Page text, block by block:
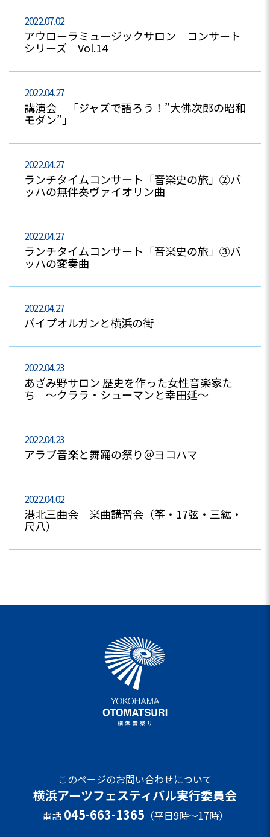
2022.07.02
アウローラミュージックサロン コンサート
シリーズ Vol.14
2022.04.27
講演会 「ジャズで語ろう！”大佛次郎の昭和
モダン”」
2022.04.27
ランチタイムコンサート「音楽史の旅」②バ
ッハの無伴奏ヴァイオリン曲
2022.04.27
ランチタイムコンサート「音楽史の旅」③バ
ッハの変奏曲
2022.04.27
パイプオルガンと横浜の街
2022.04.23
あざみ野サロン 歴史を作った女性音楽家た
ち ～クララ・シューマンと幸田延～
2022.04.23
アラブ音楽と舞踊の祭り＠ヨコハマ
2022.04.02
港北三曲会 楽曲講習会（筝・17弦・三紘・
尺八）
このページのお問い合わせについて
横浜アーツフェスティバル実行委員会
電話 045-663-1365 （平日9時～17時）